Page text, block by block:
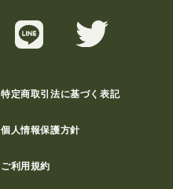
特定商取引法に基づく表記
個人情報保護方針
ご利用規約